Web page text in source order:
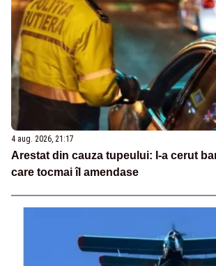
4 aug. 2026, 21:17
Arestat din cauza tupeului: I-a cerut
care tocmai îl amendase